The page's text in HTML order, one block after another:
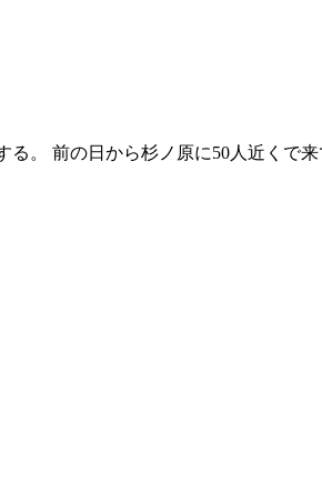
。 前の日から杉ノ原に50人近くで